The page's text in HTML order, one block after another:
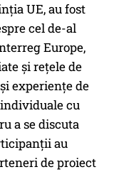
UE, au fost
cel de-al
Europe,
și rețele de
experiențe de
cu
a se discuta
au
de proiect